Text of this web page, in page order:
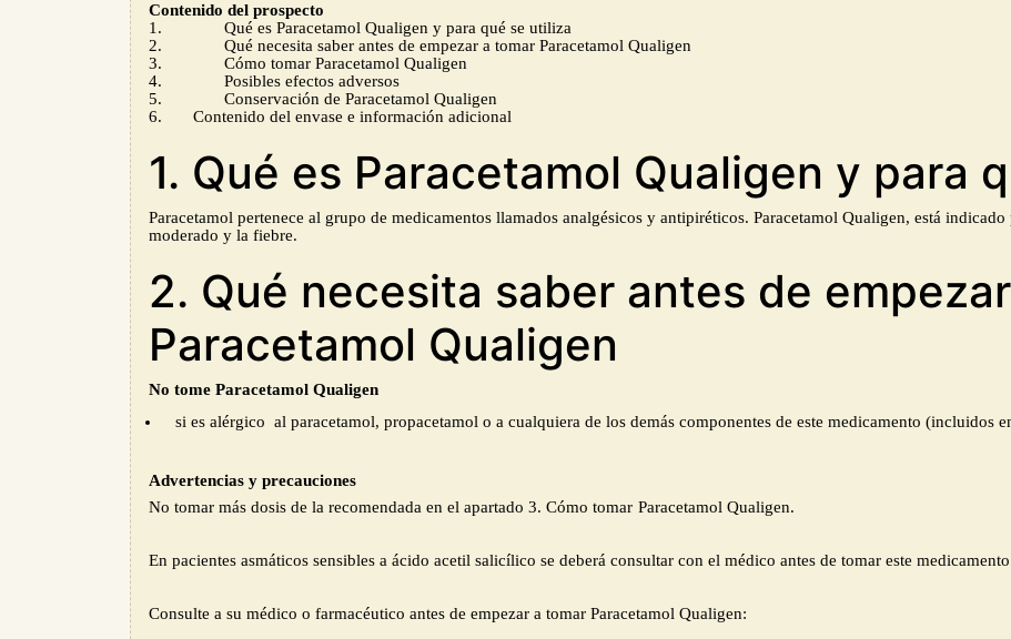
Contenido del prospecto
1.
Qué es Paracetamol Qualigen y para qué se utiliza
2.
Qué necesita saber antes de empezar a tomar Paracetamol Qualigen
3.
Cómo tomar Paracetamol Qualigen
4.
Posibles efectos adversos
5.
Conservación de Paracetamol Qualigen
6. Contenido del envase e información adicional
1. Qué es Paracetamol Qualigen y para
Paracetamol pertenece al grupo de medicamentos llamados analgésicos y antipiréticos. Paracetamol Qualigen, está indicado
moderado y la fiebre.
2. Qué necesita saber antes de
Paracetamol Qualigen
No tome Paracetamol Qualigen
si es alérgico al paracetamol, propacetamol o a cualquiera de los demás componentes de este medicamento (incluidos
Advertencias y precauciones
No tomar más dosis de la recomendada en el apartado 3. Cómo tomar Paracetamol Qualigen.
En pacientes asmáticos sensibles a ácido acetil salicílico se deberá consultar con el médico antes de tomar este
Consulte a su médico o farmacéutico antes de empezar a tomar Paracetamol Qualigen: